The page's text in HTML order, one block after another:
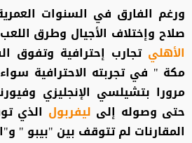
ورغم الفارق في السنوات
صلاح وإختلاف الأجيال وطرق
الأهليتجارب إحترافية وتفوق
مكة " في تجربته الاحترافية
مرورا بتشيلسي الإنجليزي
حتى وصوله إلى ليفربول الذي
المقارنات لم تتوقف بين "بيبو "